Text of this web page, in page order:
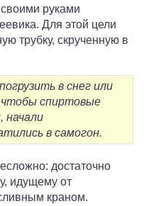
руками
Для этой цели
трубку, скрученную в
в снег или
чтобы спиртовые
начали
в самогон.
достаточно
идущему от
краном.